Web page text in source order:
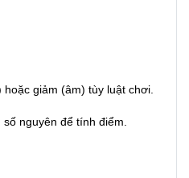
giảm (âm) tùy luật chơi.
nguyên để tính điểm.